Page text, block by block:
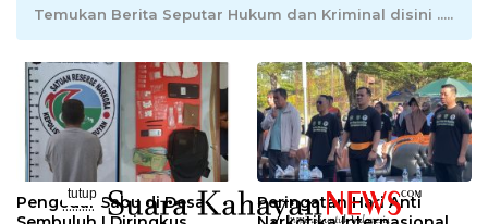
Temukan Berita Seputar Hukum dan Kriminal disini .....
Pengedar Sabu di Desa
Peringatan Hari Anti
tutup
..........